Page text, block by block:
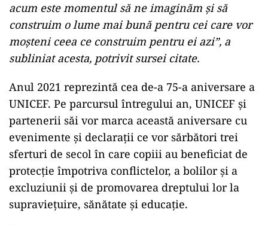
acum este momentul să ne imaginăm şi să
construim o lume mai bună pentru cei care vor
moşteni ceea ce construim pentru ei azi”, a
subliniat acesta, potrivit sursei citate.
Anul 2021 reprezintă cea de-a 75-a aniversare a
UNICEF. Pe parcursul întregului an, UNICEF şi
partenerii săi vor marca această aniversare cu
evenimente şi declaraţii ce vor sărbători trei
sferturi de secol în care copiii au beneficiat de
protecţie împotriva conflictelor, a bolilor şi a
excluziunii şi de promovarea dreptului lor la
supravieţuire, sănătate şi educaţie.